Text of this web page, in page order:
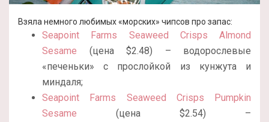
Взяла немного любимых «морских» чипсов про запас:
Seapoint Farms Seaweed Crisps Almond
Sesame (цена $2.48) – водорослевые
«печеньки» с прослойкой из кунжута и
миндаля;
Seapoint Farms Seaweed Crisps Pumpkin
Sesame (цена $2.54) –